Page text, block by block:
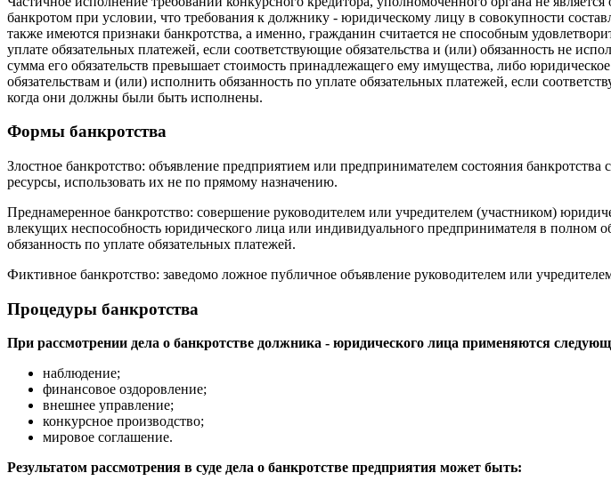
банкротом при условии, что требования к должнику - юридическому лицу в совокупности
также имеются признаки банкротства, а именно, гражданин считается не способным
уплате обязательных платежей, если соответствующие обязательства и (или) обязанность не
сумма его обязательств превышает стоимость принадлежащего ему имущества, либо
обязательствам и (или) исполнить обязанность по уплате обязательных платежей, если
когда они должны были быть исполнены.
Формы банкротства
Злостное банкротство: объявление предприятием или предпринимателем состояния
ресурсы, использовать их не по прямому назначению.
Преднамеренное банкротство: совершение руководителем или учредителем (участником)
влекущих неспособность юридического лица или индивидуального предпринимателя в полном
обязанность по уплате обязательных платежей.
Фиктивное банкротство: заведомо ложное публичное объявление руководителем или
Процедуры банкротства
При рассмотрении дела о банкротстве должника - юридического лица применяются
наблюдение;
финансовое оздоровление;
внешнее управление;
конкурсное производство;
мировое соглашение.
Результатом рассмотрения в суде дела о банкротстве предприятия может быть: